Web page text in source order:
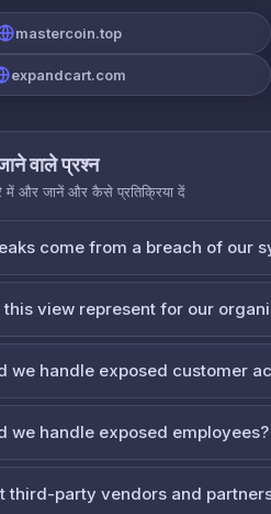
mastercoin.top
expandcart.com
वाले प्रश्न
में और जानें और कैसे प्रतिक्रिया दें
come from a breach of our
this view represent for our
we handle exposed customer
we handle exposed employees?
third-party vendors and